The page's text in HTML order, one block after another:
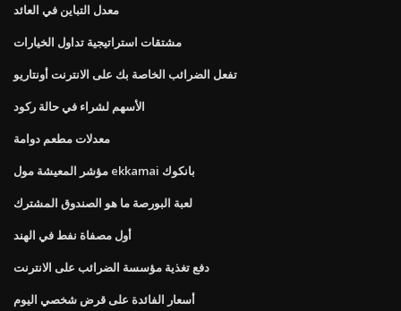
معدل التباين في العائد
مشتقات استراتيجية تداول الخيارات
تفعل الضرائب الخاصة بك على الانترنت أونتاريو
الأسهم لشراء في حالة ركود
معدلات مطعم دوامة
مؤشر المعيشة مول ekkamai بانكوك
لعبة البورصة ما هو الصندوق المشترك
أول مصفاة نفط في الهند
دفع تغذية مؤسسة الضرائب على الانترنت
أسعار الفائدة على قرض شخصي اليوم